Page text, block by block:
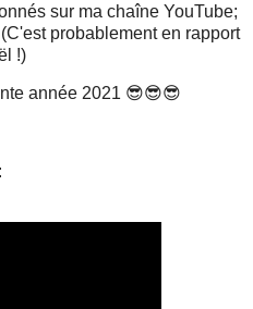
sur ma chaîne YouTube;
probablement en rapport
!)
année 2021 😎😎😎